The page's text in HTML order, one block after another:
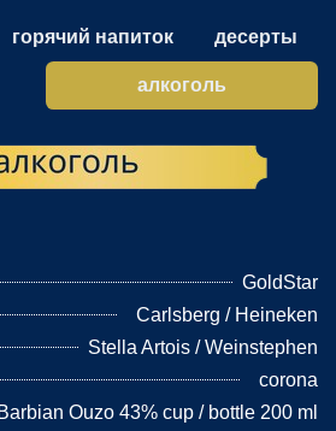
десерты
горячий напиток
алкоголь
GoldStar
Carlsberg / Heineken
Stella Artois / Weinstephen
corona
Ouzo 43% cup / bottle 200 ml